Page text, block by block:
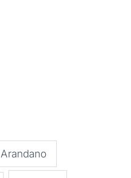
Arandano